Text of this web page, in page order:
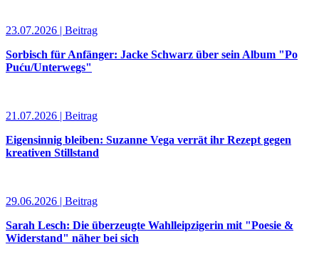
23.07.2026 | Beitrag
Sorbisch für Anfänger: Jacke Schwarz über sein Album "Po
Puću/Unterwegs"
21.07.2026 | Beitrag
Eigensinnig bleiben: Suzanne Vega verrät ihr Rezept gegen
kreativen Stillstand
29.06.2026 | Beitrag
Sarah Lesch: Die überzeugte Wahlleipzigerin mit "Poesie &
Widerstand" näher bei sich